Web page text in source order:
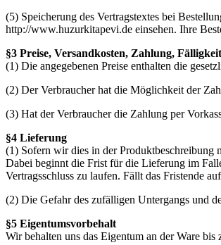
(5) Speicherung des Vertragstextes bei
http://www.huzurkitapevi.de einsehen. Ihre
§3 Preise, Versandkosten, Zahlung, Fälligkeit
(1) Die angegebenen Preise enthalten die
(2) Der Verbraucher hat die Möglichkeit der
(3) Hat der Verbraucher die Zahlung per
§4 Lieferung
(1) Sofern wir dies in der Produktbeschreibung
Dabei beginnt die Frist für die Lieferung im
Vertragsschluss zu laufen. Fällt das Fristende
(2) Die Gefahr des zufälligen Untergangs und
§5 Eigentumsvorbehalt
Wir behalten uns das Eigentum an der Ware